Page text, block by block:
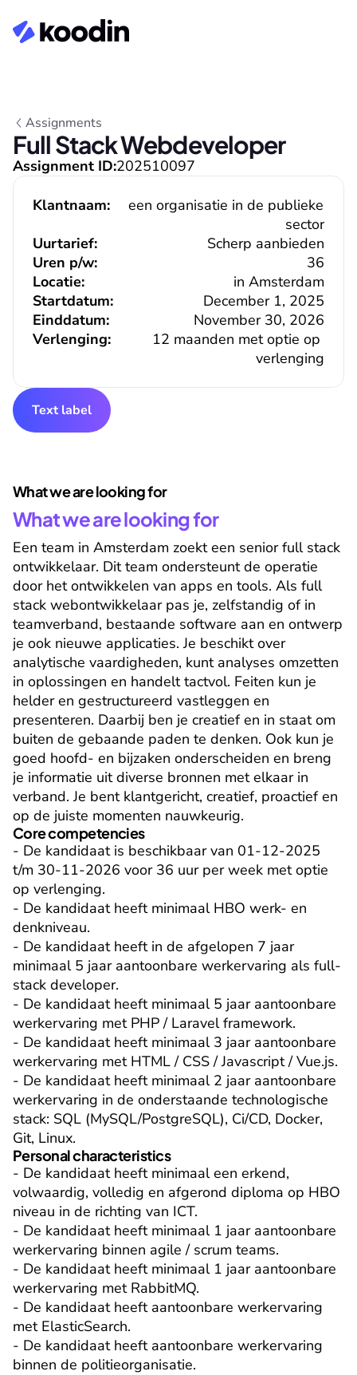
Assignments
Full Stack Webdeveloper
Assignment ID:202510097
Klantnaam:
een organisatie in de publieke
sector
Uurtarief:
Scherp aanbieden
36
Uren p/w:
Locatie:
in Amsterdam
Verlenging:
12 maanden met optie op
verlenging
Einddatum: November 30, 2026
Startdatum: December 1, 2025
Text label
What we are looking for
What we are looking for
Een team in Amsterdam zoekt een senior full stack
ontwikkelaar. Dit team ondersteunt de operatie
door het ontwikkelen van apps en tools. Als full
stack webontwikkelaar pas je, zelfstandig of in
teamverband, bestaande software aan en ontwerp
je ook nieuwe applicaties. Je beschikt over
analytische vaardigheden, kunt analyses omzetten
in oplossingen en handelt tactvol. Feiten kun je
helder en gestructureerd vastleggen en
presenteren. Daarbij ben je creatief en in staat om
buiten de gebaande paden te denken. Ook kun je
goed hoofd- en bijzaken onderscheiden en breng
je informatie uit diverse bronnen met elkaar in
verband. Je bent klantgericht, creatief, proactief en
op de juiste momenten nauwkeurig.
Core competencies
- De kandidaat is beschikbaar van 01-12-2025
t/m 30-11-2026 voor 36 uur per week met optie
op verlenging.
- De kandidaat heeft minimaal HBO werk- en
denkniveau.
- De kandidaat heeft in de afgelopen 7 jaar
minimaal 5 jaar aantoonbare werkervaring als full-
stack developer.
- De kandidaat heeft minimaal 5 jaar aantoonbare
werkervaring met PHP / Laravel framework.
- De kandidaat heeft minimaal 3 jaar aantoonbare
werkervaring met HTML / CSS / Javascript / Vue.js.
- De kandidaat heeft minimaal 2 jaar aantoonbare
werkervaring in de onderstaande technologische
stack: SQL (MySQL/PostgreSQL), Ci/CD, Docker,
Git, Linux.
Personal characteristics
- De kandidaat heeft minimaal een erkend,
volwaardig, volledig en afgerond diploma op HBO
niveau in de richting van ICT.
- De kandidaat heeft minimaal 1 jaar aantoonbare
werkervaring binnen agile / scrum teams.
- De kandidaat heeft minimaal 1 jaar aantoonbare
werkervaring met RabbitMQ.
- De kandidaat heeft aantoonbare werkervaring
met ElasticSearch.
- De kandidaat heeft aantoonbare werkervaring
binnen de politieorganisatie.